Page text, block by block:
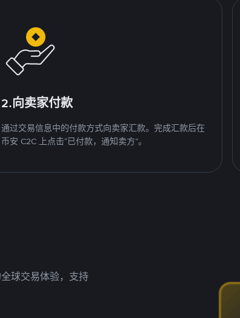
2.向卖家付款
通过交易信息中的付款方式向卖家汇款。完成汇款后在
币安 C2C 上点击“已付款，通知卖方”。
球交易体验，支持